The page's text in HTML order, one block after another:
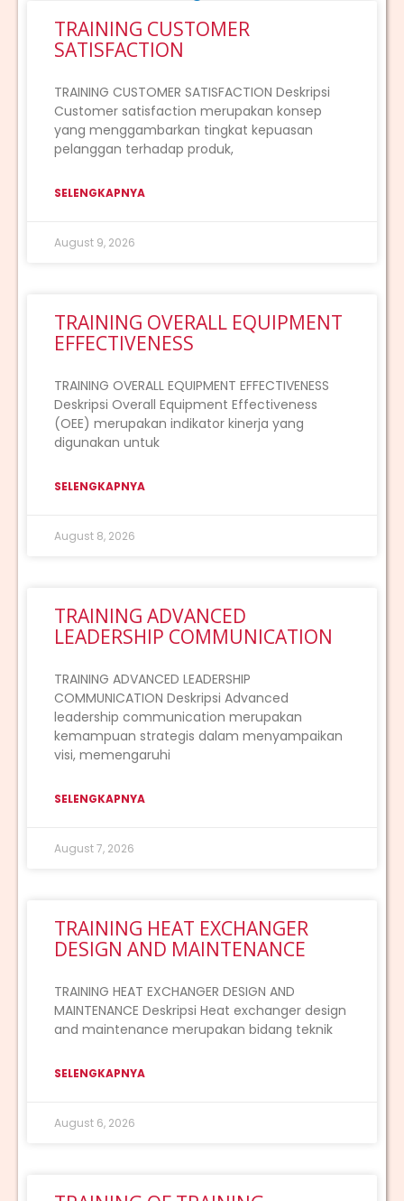
TRAINING CUSTOMER
SATISFACTION
TRAINING CUSTOMER SATISFACTION Deskripsi
Customer satisfaction merupakan konsep
yang menggambarkan tingkat kepuasan
pelanggan terhadap produk,
SELENGKAPNYA
August 9, 2026
TRAINING OVERALL EQUIPMENT
EFFECTIVENESS
TRAINING OVERALL EQUIPMENT EFFECTIVENESS
Deskripsi Overall Equipment Effectiveness
(OEE) merupakan indikator kinerja yang
digunakan untuk
SELENGKAPNYA
August 8, 2026
TRAINING ADVANCED
LEADERSHIP COMMUNICATION
TRAINING ADVANCED LEADERSHIP
COMMUNICATION Deskripsi Advanced
leadership communication merupakan
kemampuan strategis dalam menyampaikan
visi, memengaruhi
SELENGKAPNYA
August 7, 2026
TRAINING HEAT EXCHANGER
DESIGN AND MAINTENANCE
TRAINING HEAT EXCHANGER DESIGN AND
MAINTENANCE Deskripsi Heat exchanger design
and maintenance merupakan bidang teknik
SELENGKAPNYA
August 6, 2026